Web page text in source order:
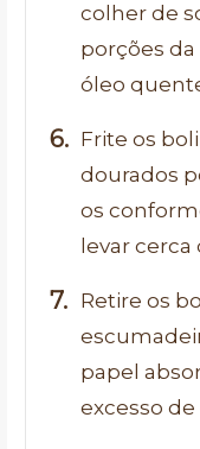
colher de
porções
óleo
Frite os
dourados
os
levar
Retire os
papel
excesso de